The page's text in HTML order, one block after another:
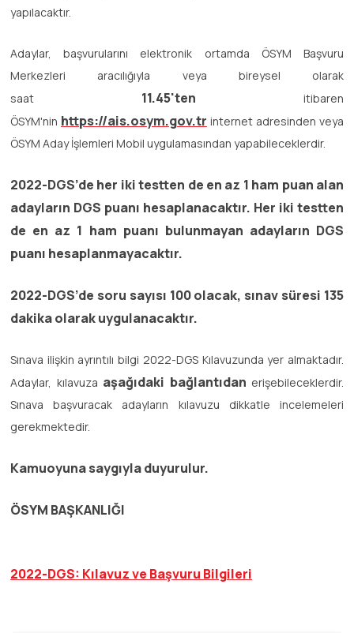
yapılacaktır.
Adaylar, başvurularını elektronik ortamda ÖSYM Başvuru
Merkezleri aracılığıyla veya bireysel olarak
saat 11.45'ten itibaren
ÖSYM'nin https://ais.osym.gov.tr internet adresinden veya
ÖSYM Aday İşlemleri Mobil uygulamasından yapabileceklerdir.
2022-DGS’de her iki testten de en az 1 ham puan alan
adayların DGS puanı hesaplanacaktır. Her iki testten
de en az 1 ham puanı bulunmayan adayların DGS
puanı hesaplanmayacaktır.
2022-DGS’de soru sayısı 100 olacak, sınav süresi 135
dakika olarak uygulanacaktır.
Sınava ilişkin ayrıntılı bilgi 2022-DGS Kılavuzunda yer almaktadır.
Adaylar, kılavuza aşağıdaki bağlantıdan erişebileceklerdir.
Sınava başvuracak adayların kılavuzu dikkatle incelemeleri
gerekmektedir.
Kamuoyuna saygıyla duyurulur.
ÖSYM BAŞKANLIĞI
2022-DGS: Kılavuz ve Başvuru Bilgileri